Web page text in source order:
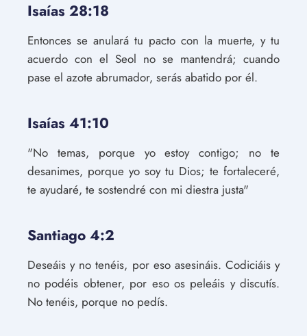
Isaías 28:18
Entonces se anulará tu pacto con la muerte, y tu
acuerdo con el Seol no se mantendrá; cuando
pase el azote abrumador, serás abatido por él.
Isaías 41:10
"No temas, porque yo estoy contigo; no te
desanimes, porque yo soy tu Dios; te fortaleceré,
te ayudaré, te sostendré con mi diestra justa"
Santiago 4:2
Deseáis y no tenéis, por eso asesináis. Codiciáis y
no podéis obtener, por eso os peleáis y discutís.
No tenéis, porque no pedís.